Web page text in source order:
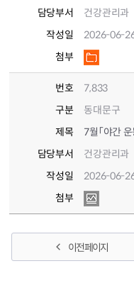
담당부서
건강관리과
작성일
2026-06-
첨부
번호
7,833
구분
동대문구
제목
7월「야간
담당부서
건강관리과
작성일
2026-06-
첨부
이전 페이지